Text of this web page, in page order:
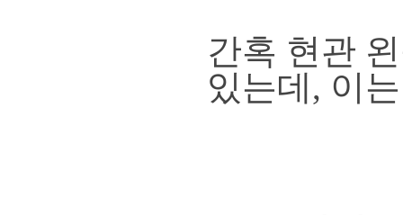
간혹 현관
있는데, 이